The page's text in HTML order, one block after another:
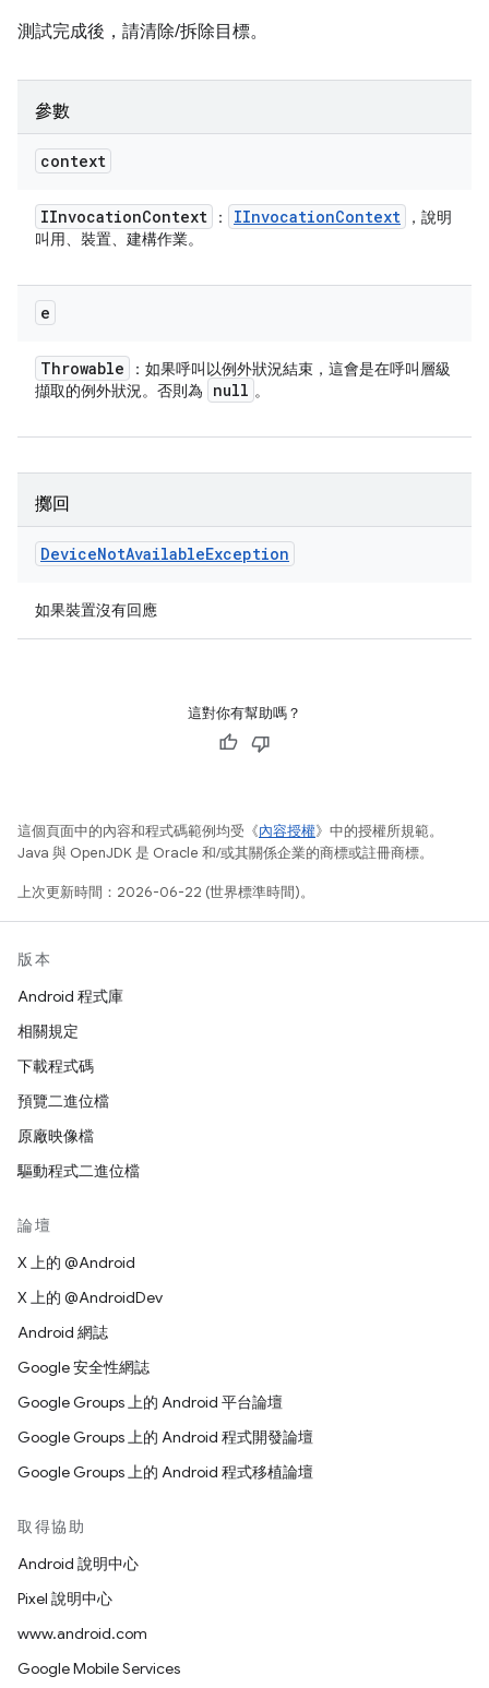
測試完成後，請清除/拆除目標。
參數
context
IInvocationContext ： IInvocationContext
，說明
叫用、裝置、建構作業。
e
Throwable
：如果呼叫以例外狀況結束，這會是在呼叫層級
擷取的例外狀況。否則為
null 。
擲回
DeviceNotAvailableException
如果裝置沒有回應
這對你有幫助嗎？
這個頁面中的內容和程式碼範例均受《內容授權》中的授權所規範。
Java 與 OpenJDK 是 Oracle 和/或其關係企業的商標或註冊商標。
上次更新時間：2026-06-22 (世界標準時間)。
版本
Android 程式庫
相關規定
下載程式碼
預覽二進位檔
原廠映像檔
驅動程式二進位檔
論壇
X 上的 @Android
X 上的 @AndroidDev
Android 網誌
Google 安全性網誌
Google Groups 上的 Android 平台論壇
Google Groups 上的 Android 程式開發論壇
Google Groups 上的 Android 程式移植論壇
取得協助
Android 說明中心
Pixel 說明中心
www.android.com
Google Mobile Services